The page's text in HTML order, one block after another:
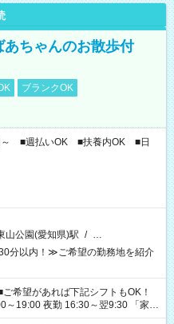
あちゃんのお散歩付
ブランクOK
～ ■週払いOK ■扶養内OK ■日
山公園(愛知県)駅 / …
分以内！≫ご希望の勤務地を紹介
夜勤 16:30～翌9:30 「家族
を持って夕飯の準備がしたい」